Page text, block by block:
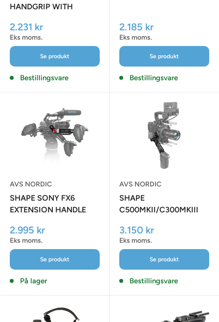
HANDGRIP WITH
Udsalgspris
2.231 kr
Eks moms.
Se produkt
Bestillingsvare
Udsalgspris
2.185 kr
Eks moms.
Se produkt
Bestillingsvare
AVS NORDIC
SHAPE SONY FX6
EXTENSION HANDLE
Udsalgspris
2.995 kr
Eks moms.
Se produkt
På lager
AVS NORDIC
SHAPE
C500MKII/C300MKIII
HANDLE
Udsalgspris
3.150 kr
Eks moms.
Se produkt
Bestillingsvare